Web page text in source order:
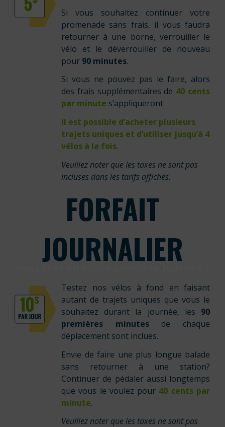
Si vous souhaitez continuer votre
promenade sans frais, il vous faudra
retourner à une borne, verrouiller le
vélo et le déverrouiller de nouveau
pour 90 minutes.
Si vous ne pouvez pas le faire, alors
des frais supplémentaires de 40 cents
par minute s’appliqueront.
Il est possible d’acheter plusieurs
trajets uniques et d’utiliser jusqu’à 4
vélos à la fois.
Veuillez noter que les taxes ne sont pas
incluses dans les tarifs affichés.
FORFAIT
JOURNALIER
Testez nos vélos à fond en faisant
autant de trajets uniques que vous le
souhaitez durant la journée, les 90
premières minutesde chaque
déplacement sont inclues.
Envie de faire une plus longue balade
sans retourner à une station?
Continuer de pédaler aussi longtemps
que vous le voulez pour 40 cents par
minute.
Veuillez noter que les taxes ne sont pas